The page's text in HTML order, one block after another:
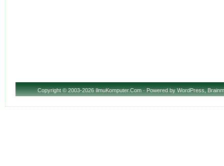
Copyright© 2003-2026 IlmuKomputer.Com · Powered byWordPress,